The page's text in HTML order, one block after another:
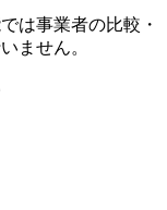
は事業者の比較・
ません。